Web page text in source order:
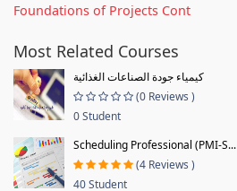
Foundations of Projects Cont
Most Related Courses
كيمياء جودة الصناعات الغذائية
(0 Reviews )
0 Student
Scheduling Professional (PMI-S...
(4 Reviews )
40 Student